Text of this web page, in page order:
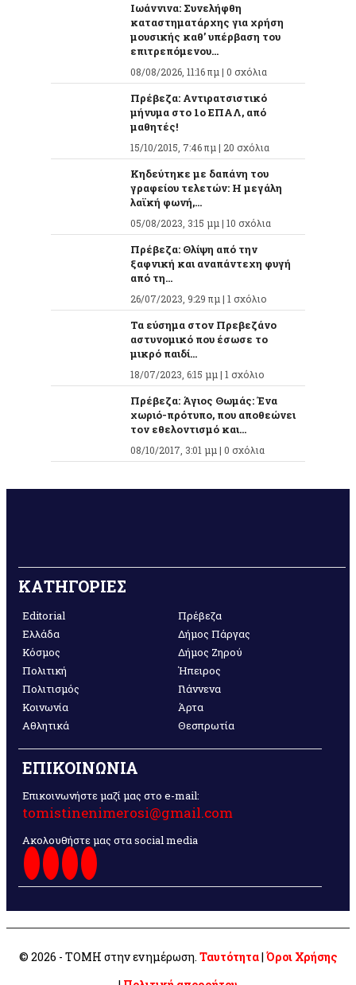
Ιωάννινα: Συνελήφθη
καταστηματάρχης για χρήση
μουσικής καθ’ υπέρβαση του
επιτρεπόμενου...
08/08/2026, 11:16 πμ | 0 σχόλια
Πρέβεζα: Αντιρατσιστικό
μήνυμα στο 1ο ΕΠΑΛ, από
μαθητές!
15/10/2015, 7:46 πμ | 20 σχόλια
Κηδεύτηκε με δαπάνη του
γραφείου τελετών: Η μεγάλη
λαϊκή φωνή,...
05/08/2023, 3:15 μμ | 10 σχόλια
Πρέβεζα: Θλίψη από την
ξαφνική και αναπάντεχη φυγή
από τη...
26/07/2023, 9:29 πμ | 1 σχόλιο
Τα εύσημα στον Πρεβεζάνο
αστυνομικό που έσωσε το
μικρό παιδί...
18/07/2023, 6:15 μμ | 1 σχόλιο
Πρέβεζα: Άγιος Θωμάς: Ένα
χωριό-πρότυπο, που αποθεώνει
τον εθελοντισμό και...
08/10/2017, 3:01 μμ | 0 σχόλια
ΚΑΤΗΓΟΡΙΕΣ
Editorial
Ελλάδα
Κόσμος
Πολιτική
Πολιτισμός
Κοινωνία
Αθλητικά
Πρέβεζα
Δήμος Πάργας
Δήμος Ζηρού
Ήπειρος
Γιάννενα
Άρτα
Θεσπρωτία
ΕΠΙΚΟΙΝΩΝΙΑ
Επικοινωνήστε μαζί μας στο e-mail:
tomistinenimerosi@gmail.com
Ακολουθήστε μας στα social media
© 2026 - ΤΟΜΗ στην ενημέρωση. Ταυτότητα| Όροι Χρήσης